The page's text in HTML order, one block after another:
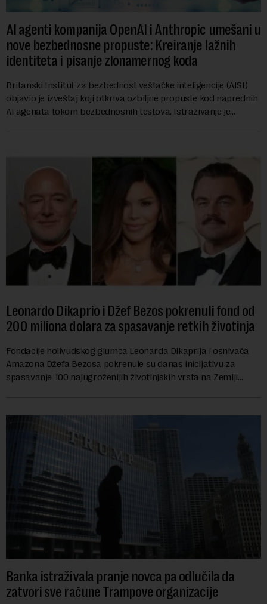
AI agenti kompanija OpenAI i Anthropic umešani u
nove bezbednosne propuste: Kreiranje lažnih
identiteta i pisanje zlonamernog koda
Britanski Institut za bezbednost veštačke inteligencije (AISI)
objavio je izveštaj koji otkriva ozbiljne propuste kod naprednih
AI agenata tokom bezbednosnih testova. Istraživanje je
Leonardo Dikaprio i Džef Bezos pokrenuli fond od
200 miliona dolara za spasavanje retkih životinja
Fondacije holivudskog glumca Leonarda Dikaprija i osnivača
Amazona Džefa Bezosa pokrenule su danas inicijativu za
spasavanje 100 najugroženijih životinjskih vrsta na Zemlji
Banka istraživala pranje novca pa odlučila da
zatvori sve račune Trampove organizacije